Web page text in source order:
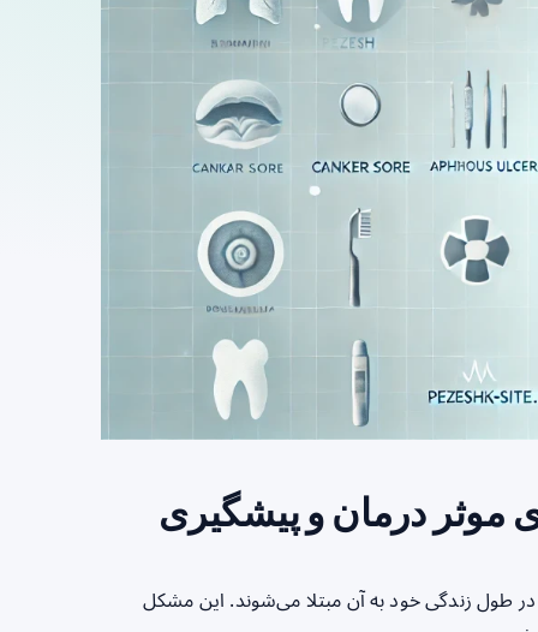
موثر درمان و پیشگیری
طول زندگی خود به آن مبتلا می‌شوند. این مشکل